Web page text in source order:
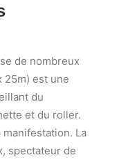
de nombreux
25m) est une
du
et du roller.
manifestation. La
spectateur de